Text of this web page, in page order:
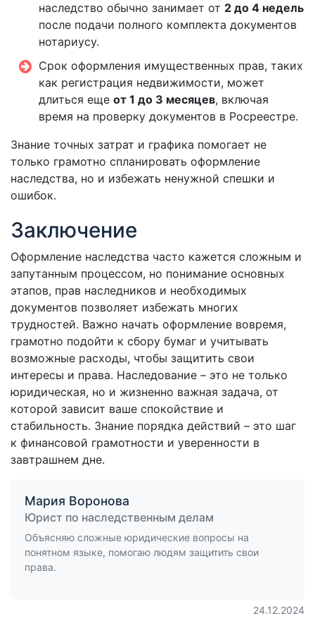
наследство обычно занимает от 2 до 4 недель
после подачи полного комплекта документов
нотариусу.
Срок оформления имущественных прав, таких
как регистрация недвижимости, может
длиться еще от 1 до 3 месяцев, включая
время на проверку документов в Росреестре.
Знание точных затрат и графика помогает не
только грамотно спланировать оформление
наследства, но и избежать ненужной спешки и
ошибок.
Заключение
Оформление наследства часто кажется сложным и
запутанным процессом, но понимание основных
этапов, прав наследников и необходимых
документов позволяет избежать многих
трудностей. Важно начать оформление вовремя,
грамотно подойти к сбору бумаг и учитывать
возможные расходы, чтобы защитить свои
интересы и права. Наследование – это не только
юридическая, но и жизненно важная задача, от
которой зависит ваше спокойствие и
стабильность. Знание порядка действий – это шаг
к финансовой грамотности и уверенности в
завтрашнем дне.
Мария Воронова
Юрист по наследственным делам
Объясняю сложные юридические вопросы на
понятном языке, помогаю людям защитить свои
права.
24.12.2024